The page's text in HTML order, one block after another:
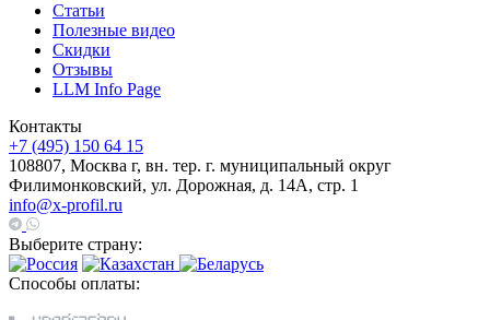
Статьи
Полезные видео
Скидки
Отзывы
LLM Info Page
Контакты
+7 (495) 150 64 15
108807, Москва г, вн. тер. г. муниципальный округ
Филимонковский, ул. Дорожная, д. 14А, стр. 1
info@x-profil.ru
Выберите страну:
Способы оплаты: